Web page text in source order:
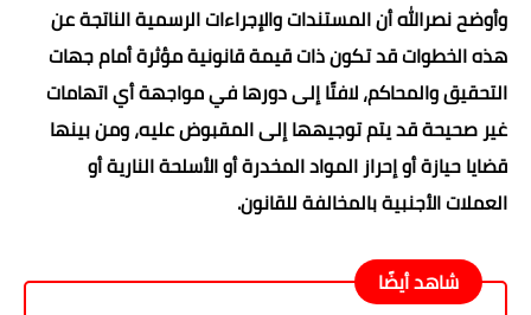
وأوضح نصرالله أن المستندات والإجراءات الرسمية الناتجة عن
هذه الخطوات قد تكون ذات قيمة قانونية مؤثرة أمام جهات
التحقيق والمحاكم، لافتًا إلى دورها في مواجهة أي اتهامات
غير صحيحة قد يتم توجيهها إلى المقبوض عليه، ومن بينها
قضايا حيازة أو إحراز المواد المخدرة أو الأسلحة النارية أو
العملات الأجنبية بالمخالفة للقانون.
شاهد أيضًا